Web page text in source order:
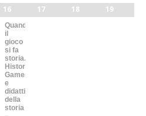
16
Quando
il
gioco
si fa
storia.
Historical
Games
e
didattica
della
storia
17 18 19